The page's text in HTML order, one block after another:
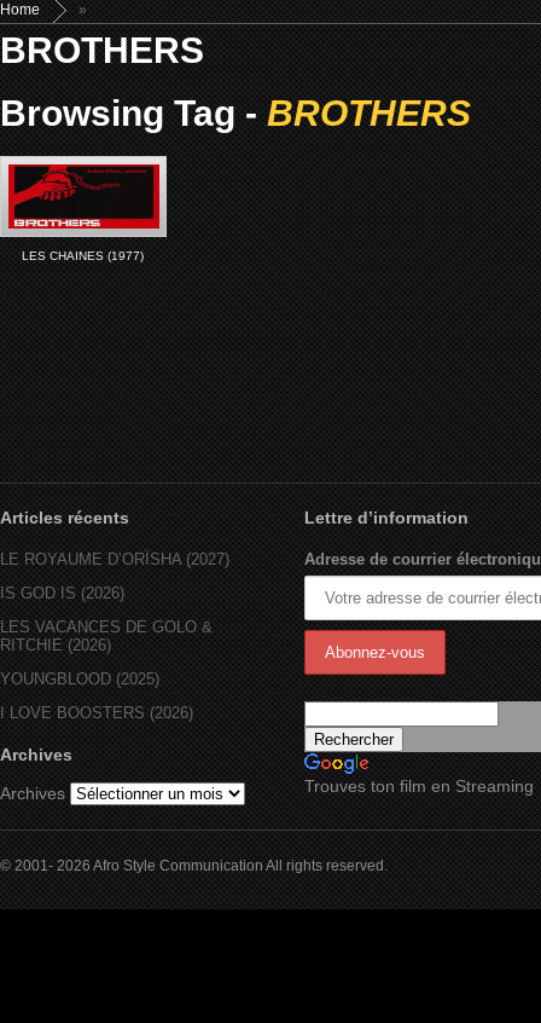
Home »
BROTHERS
Browsing Tag -BROTHERS
LES CHAINES (1977)
Articles récents
LE ROYAUME D’ORÏSHA (2027)
IS GOD IS (2026)
LES VACANCES DE GOLO &
RITCHIE (2026)
YOUNGBLOOD (2025)
I LOVE BOOSTERS (2026)
Archives
Archives
Lettre d’information
Adresse de courrier
Trouves ton film en Streaming
© 2001- 2026 Afro Style Communication All rights reserved.